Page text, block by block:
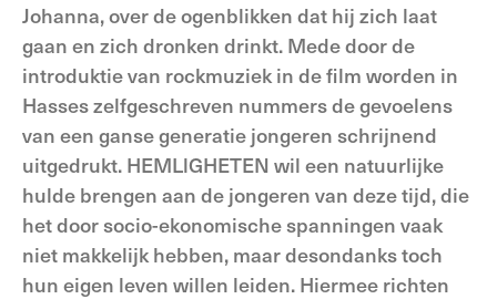
Johanna, over de ogenblikken dat hij zich laat
gaan en zich dronken drinkt. Mede door de
introduktie van rockmuziek in de film worden in
Hasses zelfgeschreven nummers de gevoelens
van een ganse generatie jongeren schrijnend
uitgedrukt. HEMLlGHETEN wil een natuurlijke
hulde brengen aan de jongeren van deze tijd, die
het door socio-ekonomische spanningen vaak
niet makkelijk hebben, maar desondanks toch
hun eigen leven willen leiden. Hiermee richten